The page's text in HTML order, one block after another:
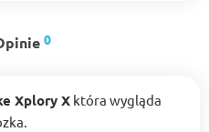
0
Xplory X która wygląda